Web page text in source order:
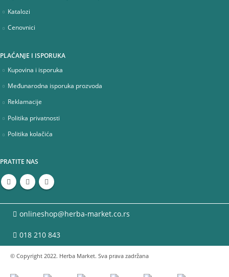
Katalozi
Cenovnici
PLAĆANJE I ISPORUKA
Kupovina i isporuka
Međunarodna isporuka prozvoda
Reklamacije
Politika privatnosti
Politika kolačića
PRATITE NAS
onlineshop@herba-market.co.rs
018 210 843
© Copyright 2022. Herba Market. Sva prava zadržana